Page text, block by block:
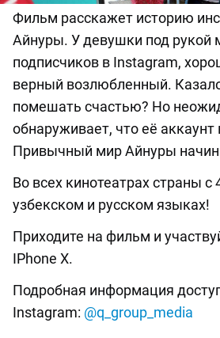
Фильм расскажет историю
Айнуры. У девушки под рукой
подписчиков в Instagram,
верный возлюбленный.
помешать счастью? Но
обнаруживает, что её аккаунт
Привычный мир Айнуры
Во всех кинотеатрах страны с
узбекском и русском языках!
Приходите на фильм и
IPhone X.
Подробная информация
Instagram: @q_group_media